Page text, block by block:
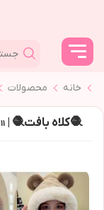
خانه محصولات
🧶كلاه بافت🧶 | ۱۱